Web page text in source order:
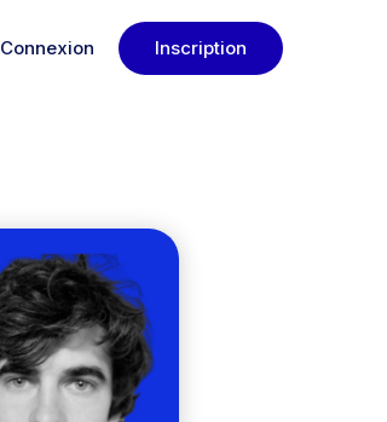
Connexion Inscription